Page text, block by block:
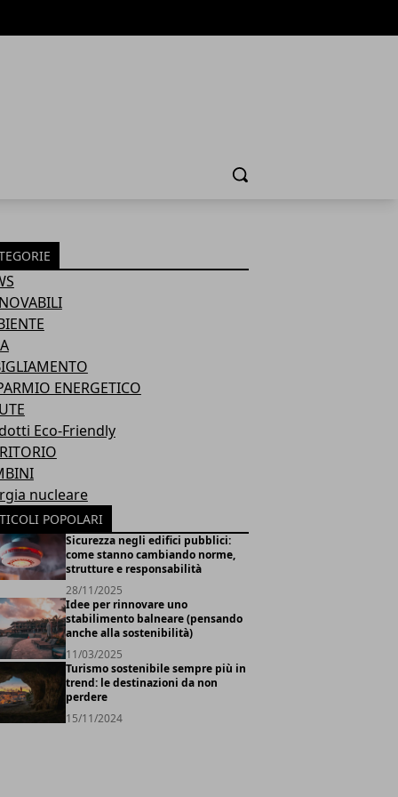
Cerca
ENERGETICO
Eco-Friendly
nucleare
POPOLARI
Sicurezza negli edifici pubblici:
come stanno cambiando norme,
strutture e responsabilità
28/11/2025
Idee per rinnovare uno
stabilimento balneare (pensando
anche alla sostenibilità)
11/03/2025
Turismo sostenibile sempre più in
trend: le destinazioni da non
perdere
15/11/2024